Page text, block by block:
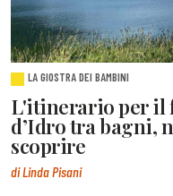
LA GIOSTRA DEI BAMBINI
L'itinerario per il
d’Idro tra bagni,
scoprire
di Linda Pisani